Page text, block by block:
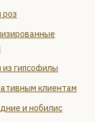
роз
из гипсофилы
клиентам
и нобилис